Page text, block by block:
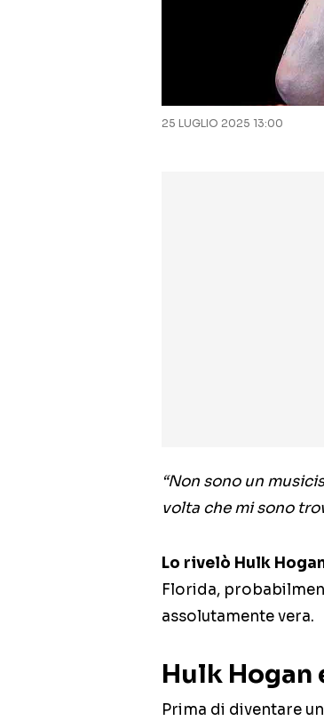
25 LUGLIO 2025 13:00
“Non sono un
volta che mi sono
Lo rivelò Hulk
Florida,
assolutamente vera.
Hulk Hogan
Prima di diventare